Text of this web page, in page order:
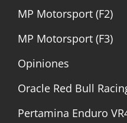
MP Motorsport (F2)
MP Motorsport (F3)
Opiniones
Oracle Red Bull
Pertamina Enduro